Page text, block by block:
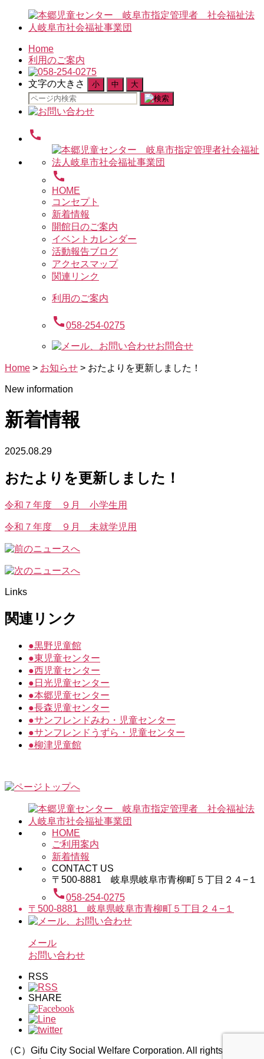
Home
利用のご案内
文字の大きさ 小 中 大
検
索
象:
call
call
HOME
コンセプト
新着情報
開館日のご案内
イベントカレンダー
活動報告ブログ
アクセスマップ
関連リンク
利用のご案内
call058-254-0275
お問合せ
Home > お知らせ > おたよりを更新しました！
New information
新着情報
2025.08.29
おたよりを更新しました！
令和７年度 ９月 小学生用
令和７年度 ９月 未就学児用
Links
関連リンク
●黒野児童館
●東児童センター
●西児童センター
● 日光児童センター
●本郷児童センター
●長森児童センター
●サンフレンドみわ・児童センター
●サンフレンドうずら・児童センター
●柳津児童館
HOME
ご利用案内
新着情報
CONTACT US
〒500-8881 岐阜県岐阜市青柳町５丁目２４−１
call058-254-0275
〒500-8881 岐阜県岐阜市青柳町５丁目２４−１
メール
お問い合わせ
RSS
SHARE
（C）Gifu City Social Welfare Corporation. All rights